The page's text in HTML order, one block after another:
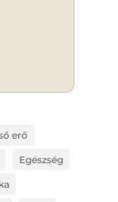
erő
Egészség